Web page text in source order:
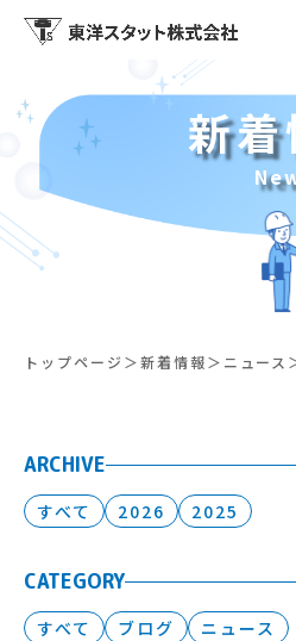
新
トップページ 新着情報 ニュース
ARCHIVE
すべて 2026 2025
CATEGORY
すべて ブログ ニュース